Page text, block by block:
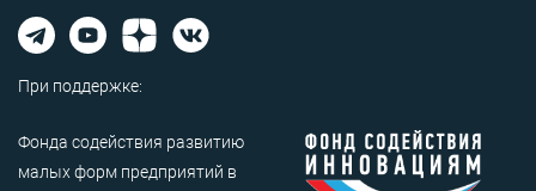
При поддержке:
Фонда содействия развитию
малых форм предприятий в